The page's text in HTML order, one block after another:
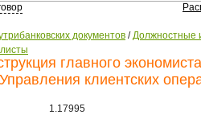
документов /Должностные
главного
клиентских
1.17995